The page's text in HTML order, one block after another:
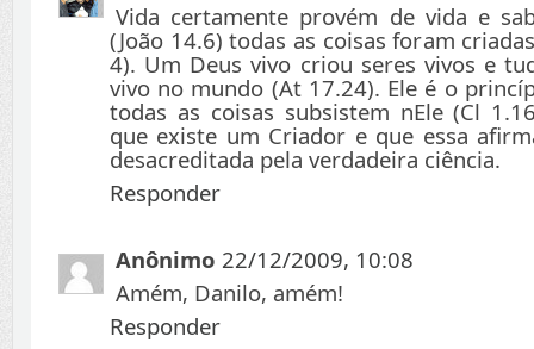
Vida certamente provém de vida e
(João 14.6) todas as coisas foram
4). Um Deus vivo criou seres vivos e
vivo no mundo (At 17.24). Ele é o
todas as coisas subsistem nEle (Cl
que existe um Criador e que essa
desacreditada pela verdadeira ciência.
Responder
Anônimo 22/12/2009, 10:08
Amém, Danilo, amém!
Responder